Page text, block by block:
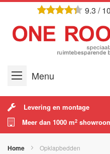
9.3 / 10
Menu
Levering en montage
Meer dan 1000 m2
Home Opklapbedden